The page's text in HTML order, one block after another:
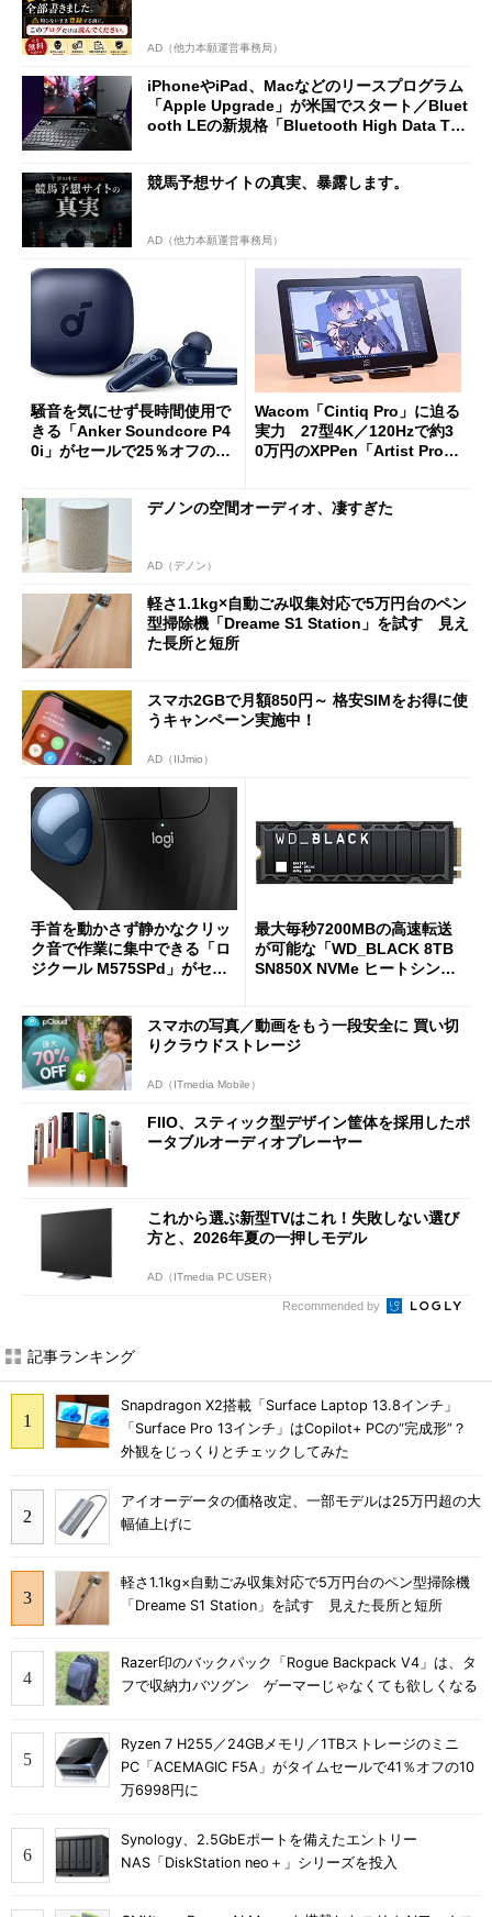
AD（他力本願運営事務局）
iPhoneやiPad、Macなどのリースプログラム
「Apple Upgrade」が米国でスタート／Bluet
ooth LEの新規格「Bluetooth High Data Thr
競馬予想サイトの真実、暴露します。
AD（他力本願運営事務局）
騒音を気にせず長時間使用で
きる「Anker Soundcore P4
0i」がセールで25％オフの59
Wacom「Cintiq Pro」に迫る
実力 27型4K／120Hzで約3
0万円のXPPen「Artist Pro 2
デノンの空間オーディオ、凄すぎた
AD（デノン）
軽さ1.1kg×自動ごみ収集対応で5万円台のペン
型掃除機「Dreame S1 Station」を試す 見え
た長所と短所
スマホ2GBで月額850円～ 格安SIMをお得に使
うキャンペーン実施中！
AD（IIJmio）
手首を動かさず静かなクリッ
ク音で作業に集中できる「ロ
ジクール M575SPd」がセー
最大毎秒7200MBの高速転送
が可能な「WD_BLACK 8TB
SN850X NVMe ヒートシンク
スマホの写真／動画をもう一段安全に 買い切
りクラウドストレージ
AD（ITmedia Mobile）
FIIO、スティック型デザイン筐体を採用したポ
ータブルオーディオプレーヤー
これから選ぶ新型TVはこれ！失敗しない選び
方と、2026年夏の一押しモデル
AD（ITmedia PC USER）
Recommended by
記事ランキング
Snapdragon X2搭載「Surface Laptop 13.8インチ」
「Surface Pro 13インチ」はCopilot+ PCの“完成形”？
外観をじっくりとチェックしてみた
アイオーデータの価格改定、一部モデルは25万円超の大
幅値上げに
軽さ1.1kg×自動ごみ収集対応で5万円台のペン型掃除機
「Dreame S1 Station」を試す 見えた長所と短所
Razer印のバックパック「Rogue Backpack V4」は、タ
フで収納力バツグン ゲーマーじゃなくても欲しくなる
Ryzen 7 H255／24GBメモリ／1TBストレージのミニ
PC「ACEMAGIC F5A」がタイムセールで41％オフの10
万6998円に
Synology、2.5GbEポートを備えたエントリー
NAS「DiskStation neo＋」シリーズを投入